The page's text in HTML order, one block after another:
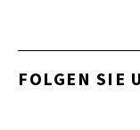
FOLGEN SIE